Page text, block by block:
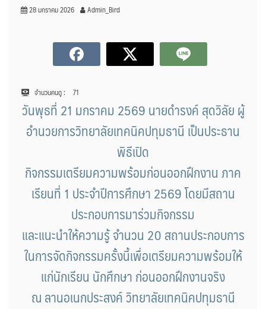
28 มกราคม 2026 Admin_Bird
จำนวนคนดู : 71
วันพุธที่ 21 มกราคม 2569 นายดำรงค์ สุดวิลัย ผู้
อำนวยการวิทยาลัยเทคนิคปทุมธานี เป็นประธาน
พิธีเปิด
กิจกรรมเตรียมความพร้อมก่อนออกฝึกงาน ภาค
เรียนที่ 1 ประจำปีการศึกษา 2569 โดยมีสถาน
ประกอบการมาร่วมกิจกรรม
และแนะนำให้ความรู้ จำนวน 20 สถานประกอบการ
ในการจัดกิจกรรมครั้งนี้เพื่อเตรียมความพร้อมให้
แก่นักเรียน นักศึกษา ก่อนออกฝึกงานจริง
ณ ลานอเนกประสงค์ วิทยาลัยเทคนิคปทุมธานี